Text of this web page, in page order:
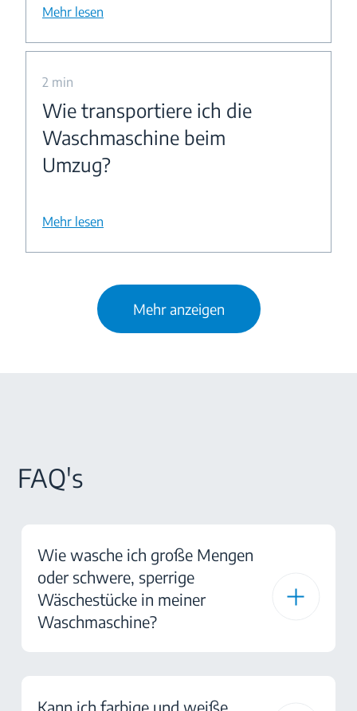
Mehr lesen
2 min
Wie transportiere ich die
Waschmaschine beim
Umzug?
Mehr lesen
Mehr anzeigen
FAQ's
Wie wasche ich große Mengen
oder schwere, sperrige
Wäschestücke in meiner
Waschmaschine?
Kann ich farbige und weiße